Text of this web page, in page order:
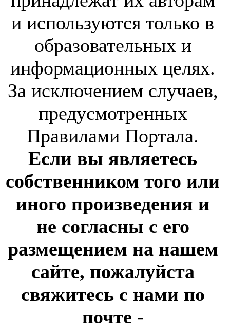
и используются только в
образовательных и
информационных целях.
За исключением случаев,
предусмотренных
Правилами Портала.
Если вы являетесь
собственником того или
иного произведения и
не согласны с его
размещением на нашем
сайте, пожалуйста
свяжитесь с нами по
почте -